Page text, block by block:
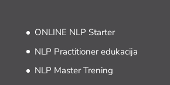
ONLINE NLP Starter
NLP Practitioner edukacija
NLP Master Trening